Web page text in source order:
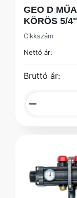
GEO D
KÖRÖS 5/
Cikkszám
Nettó ár:
Bruttó ár: